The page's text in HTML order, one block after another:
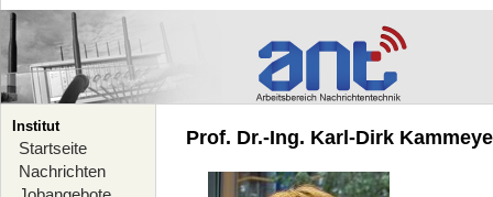
Institut
Startseite
Nachrichten
Prof. Dr.-Ing. Karl-Dirk